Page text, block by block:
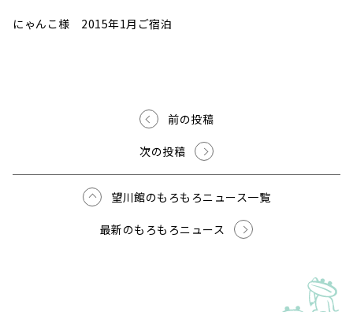
にゃんこ様 2015年1月ご宿泊
前の投稿
次の投稿
望川館のもろもろニュース一覧
最新のもろもろニュース